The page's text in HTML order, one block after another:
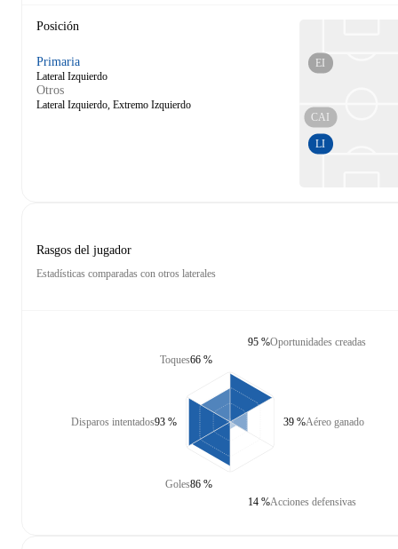
Posición
Primaria
Lateral Izquierdo
Otros
Lateral Izquierdo, Extremo Izquierdo
LI
CAI
EI
Rasgos del jugador
Estadísticas comparadas con otros laterales
Toques66 %
Disparos intentados93 %
Goles86 %
Oportunidades creadas
95 %
Aéreo ganado
39 %
Acciones defensivas
14 %